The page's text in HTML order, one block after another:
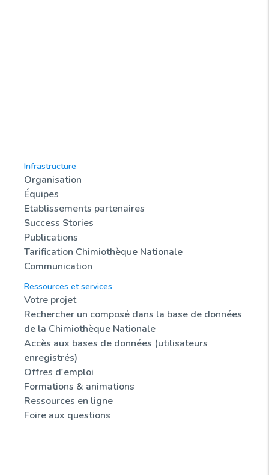
Infrastructure
Organisation
Équipes
Etablissements partenaires
Success Stories
Publications
Tarification Chimiothèque Nationale
Communication
Ressources et services
Votre projet
Rechercher un composé dans la base de données
de la Chimiothèque Nationale
Accès aux bases de données (utilisateurs
enregistrés)
Offres d'emploi
Formations & animations
Ressources en ligne
Foire aux questions